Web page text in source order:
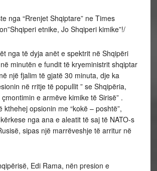
nga “Rrenjet Shqiptare” ne Times
etnike, Jo Shqiperi kimike”!/
nga të dyja anët e spektrit në Shqipëri
në minutën e fundit të kryeministrit shqiptar
një fjalim të gjatë 30 minuta, dje ka
në rritje të popullit ” se Shqipëria,
e armëve kimike të Sirisë” .
kthehej opsionin me “kokë – poshtë”,
nga ana e aleatit të saj të NATO-s
sipas një marrëveshje të arritur në
Edi Rama, nën presion e